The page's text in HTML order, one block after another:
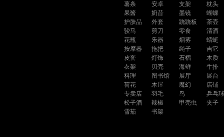
薯条
安卓 支架
枕头
果酱
奶昔 墨镜
蝴蝶
护肤品
外套 跷跷板
茶壶
骏马
剪刀 零食
清酒
花瓶
乐器 烟雾
蜻蜓
按摩器
拖把 绳子
吉它
皮套
灯饰 石榴
木质
衣架
贝壳 海鲜
牛排
料理
图书馆 展厅
展台
荷花
木屋 魔幻
店铺
专卖店
羽毛 鸟
乒乓球
松子酒
辣椒 甲壳虫
夹子
雪茄
书架